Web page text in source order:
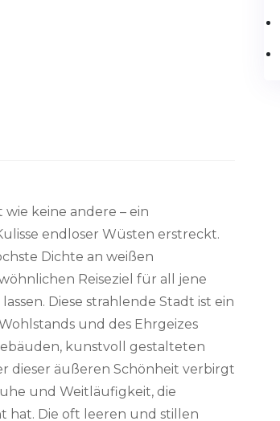
keine andere – ein
endloser Wüsten erstreckt.
Dichte an weißen
Reiseziel für all jene
Diese strahlende Stadt ist ein
und des Ehrgeizes
kunstvoll gestalteten
dieser äußeren Schönheit verbirgt
und Weitläufigkeit, die
hat. Die oft leeren und stillen